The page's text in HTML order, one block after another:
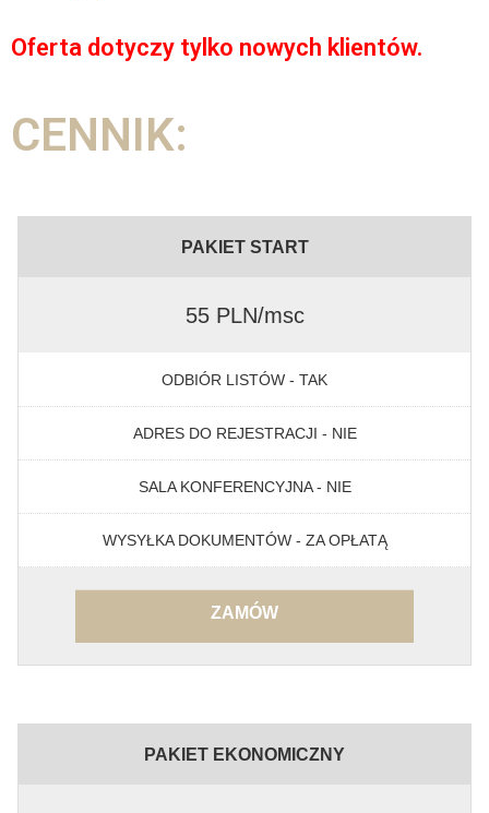
Oferta dotyczy tylko nowych klientów.
CENNIK:
PAKIET START
55 PLN/msc
ODBIÓR LISTÓW - TAK
ADRES DO REJESTRACJI - NIE
SALA KONFERENCYJNA - NIE
WYSYŁKA DOKUMENTÓW - ZA OPŁATĄ
ZAMÓW
PAKIET EKONOMICZNY